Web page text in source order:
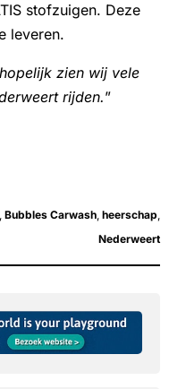
stofzuigen. Deze
leveren.
zien wij vele
rijden.”
, Bubbles Carwash, heerschap,
Nederweert